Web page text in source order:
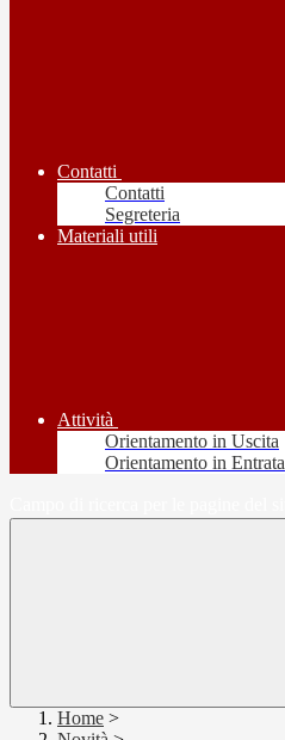
Contatti
Contatti
Segreteria
Materiali utili
Attività
Orientamento in Uscita
Orientamento in Entrata
Home >